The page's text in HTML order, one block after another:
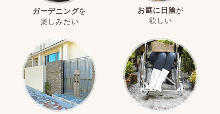
ガーデニングを
楽しみたい
お庭に日陰が
欲しい